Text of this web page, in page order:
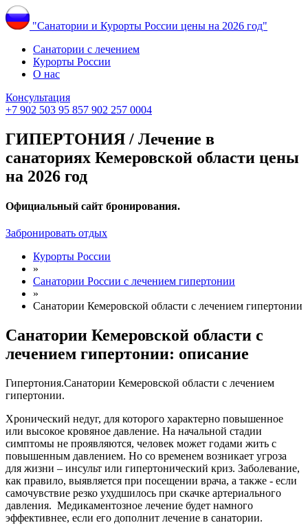
"Санатории и Курорты России цены на 2026 год"
Санатории с лечением
Курорты России
О нас
Консультация
+7 902 503 95 857 902 257 0004
ГИПЕРТОНИЯ / Лечение в
санаториях Кемеровской области цены
на 2026 год
Официальный сайт бронирования.
Забронировать отдых
Курорты России
»
Санатории России с лечением гипертонии
»
Санатории Кемеровской области с лечением гипертонии
Санатории Кемеровской области с
лечением гипертонии: описание
Гипертония.Санатории Кемеровской области с лечением
гипертонии.
Хронический недуг, для которого характерно повышенное
или высокое кровяное давление. На начальной стадии
симптомы не проявляются, человек может годами жить с
повышенным давлением. Но со временем возникает угроза
для жизни – инсульт или гипертонический криз. Заболевание,
как правило, выявляется при посещении врача, а также - если
самочувствие резко ухудшилось при скачке артериального
давления. Медикаментозное лечение будет намного
эффективнее, если его дополнит лечение в санатории.